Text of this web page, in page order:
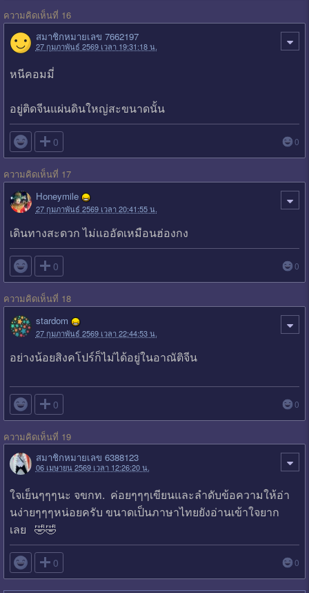
ความคิดเห็นที่ 16
สมาชิกหมายเลข 7662197
27 กุมภาพันธ์ 2569 เวลา 19:31:18 น.
หนีคอมมี่
อยู่ติดจีนแผ่นดินใหญ่สะขนาดนั้น
 0 0
ความคิดเห็นที่ 17
Honeymile
27 กุมภาพันธ์ 2569 เวลา 20:41:55 น.
เดินทางสะดวก ไม่แออัดเหมือนฮ่องกง
 0 0
ความคิดเห็นที่ 18
stardom
27 กุมภาพันธ์ 2569 เวลา 22:44:53 น.
อย่างน้อยสิงคโปร์ก็ไม่ได้อยู่ในอาณัติจีน
 0 0
ความคิดเห็นที่ 19
สมาชิกหมายเลข 6388123
06 เมษายน 2569 เวลา 12:26:20 น.
ใจเย็นๆๆๆนะ จขกท. ค่อยๆๆๆเขียนและลำดับข้อความให้อ่า
นง่ายๆๆๆหน่อยครับ ขนาดเป็นภาษาไทยยังอ่านเข้าใจยาก
เลย 🤣🤣
 0 0